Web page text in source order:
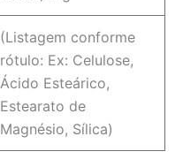
(Listagem conforme
rótulo: Ex: Celulose,
Ácido Esteárico,
Estearato de
Magnésio, Sílica)